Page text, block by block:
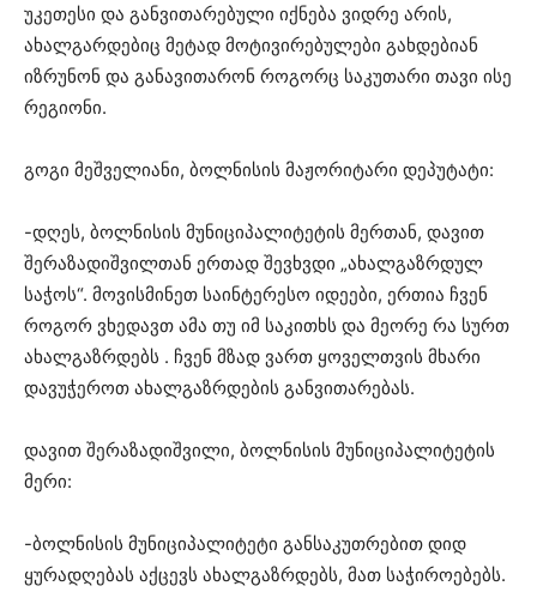
უკეთესი და განვითარებული იქნება ვიდრე არის,
ახალგარდებიც მეტად მოტივირებულები გახდებიან
იზრუნონ და განავითარონ როგორც საკუთარი თავი ისე
რეგიონი.
გოგი მეშველიანი, ბოლნისის მაჟორიტარი დეპუტატი:
-დღეს, ბოლნისის მუნიციპალიტეტის მერთან, დავით
შერაზადიშვილთან ერთად შევხვდი „ახალგაზრდულ
საჭოს“. მოვისმინეთ საინტერესო იდეები, ერთია ჩვენ
როგორ ვხედავთ ამა თუ იმ საკითხს და მეორე რა სურთ
ახალგაზრდებს . ჩვენ მზად ვართ ყოველთვის მხარი
დავუჭეროთ ახალგაზრდების განვითარებას.
დავით შერაზადიშვილი, ბოლნისის მუნიციპალიტეტის
მერი:
-ბოლნისის მუნიციპალიტეტი განსაკუთრებით დიდ
ყურადღებას აქცევს ახალგაზრდებს, მათ საჭიროებებს.